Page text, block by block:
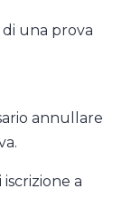
una prova
annullare
a